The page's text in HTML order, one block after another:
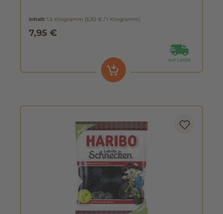
Inhalt: 1.5 Kilogramm (5,30 € / 1 Kilogramm)
7,95 €